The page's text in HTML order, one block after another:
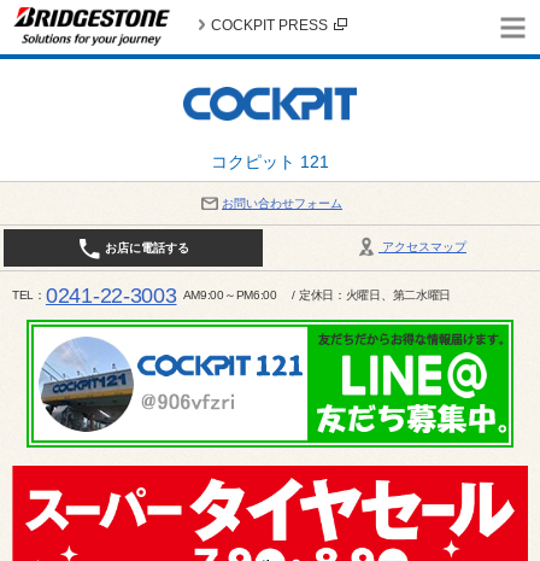
コクピット 121
COCKPIT PRESS
お問い合わせフォーム
アクセスマップ
お店に電話する
TEL 0241-22-3003 AM9:00～PM6:00 / 定休日：火曜日、第二水曜日